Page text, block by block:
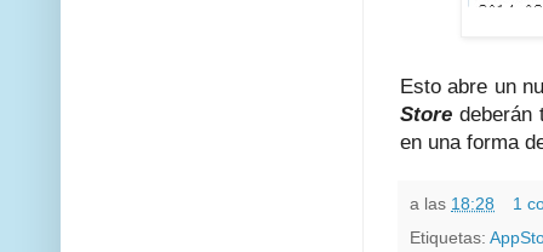
Esto abre un
Store deberán
en una forma
a las 18:28
1
Etiquetas: